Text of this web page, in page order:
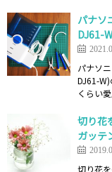
パナソ
DJ61-
パナソ
DJ61-
くらい
切り花
ガッテ
切り花